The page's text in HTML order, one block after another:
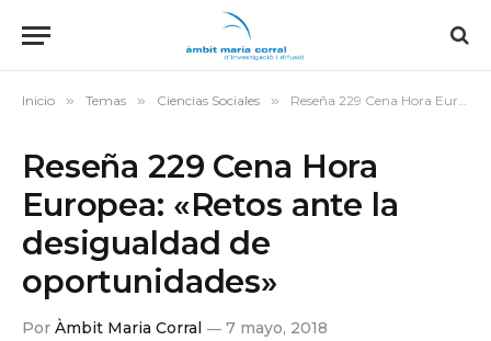
Inicio » Temas » Ciencias Sociales » Reseña 229 Cena Hora Europea: «Retos ante la desigualdad de oportunidades»
Reseña 229 Cena Hora
Europea: «Retos ante la
desigualdad de
oportunidades»
Por Àmbit Maria Corral 7 mayo, 2018